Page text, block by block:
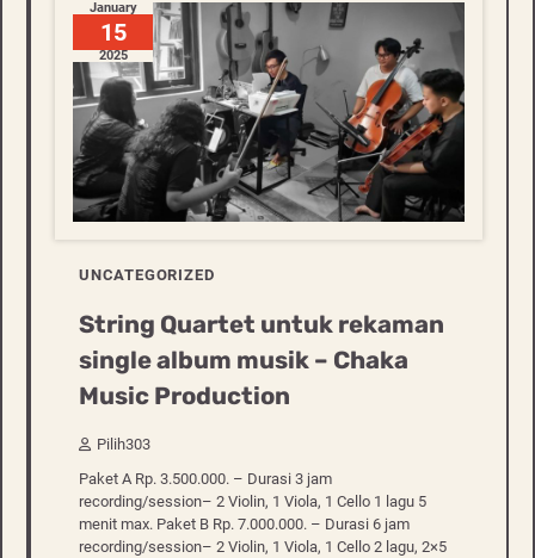
January
15
2025
UNCATEGORIZED
String Quartet untuk rekaman
single album musik – Chaka
Music Production
Pilih303
Paket A Rp. 3.500.000. – Durasi 3 jam
recording/session– 2 Violin, 1 Viola, 1 Cello 1 lagu 5
menit max. Paket B Rp. 7.000.000. – Durasi 6 jam
recording/session– 2 Violin, 1 Viola, 1 Cello 2 lagu, 2×5